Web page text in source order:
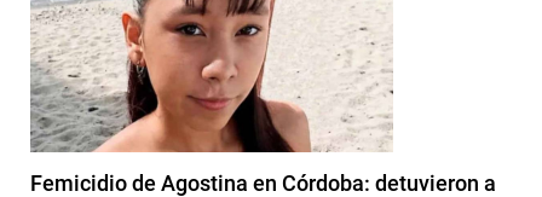
Femicidio de Agostina en Córdoba: detuvieron a